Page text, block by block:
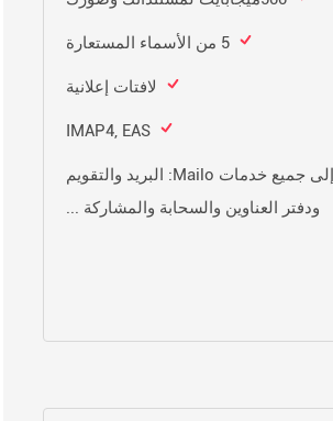
5 من الأسماء المستعارة
لافتات إعلانية
IMAP4, EAS
الوصول إلى جميع خدمات Mailo: البريد والتقويم
ودفتر العناوين والسحابة والمشاركة ...